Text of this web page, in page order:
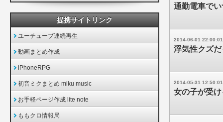
通勤電車で
2014-06-01 22:00:01
浮気性クズ
2014-05-31 12:50:01
女の子が受
提携サイトリンク
ユーチューブ連続再生
動画まとめ作成
iPhoneRPG
初音ミクまとめ miku music
お手軽ページ作成 lite note
ももクロ情報局